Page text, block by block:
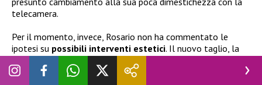
telecamera.
Per il momento, invece, Rosario non ha commentato le
ipotesi su possibili interventi estetici. Il nuovo taglio, la
mostrata in
tvhanno però contribuito ad alimentare il